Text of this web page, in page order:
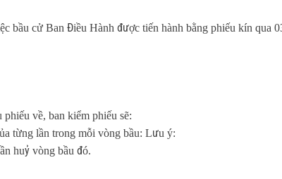
bầu cử Ban Điều Hành được tiến hành bằng phiếu kín qua
về, ban kiểm phiếu sẽ:
từng lần trong mỗi vòng bầu: Lưu ý:
huỷ vòng bầu đó.